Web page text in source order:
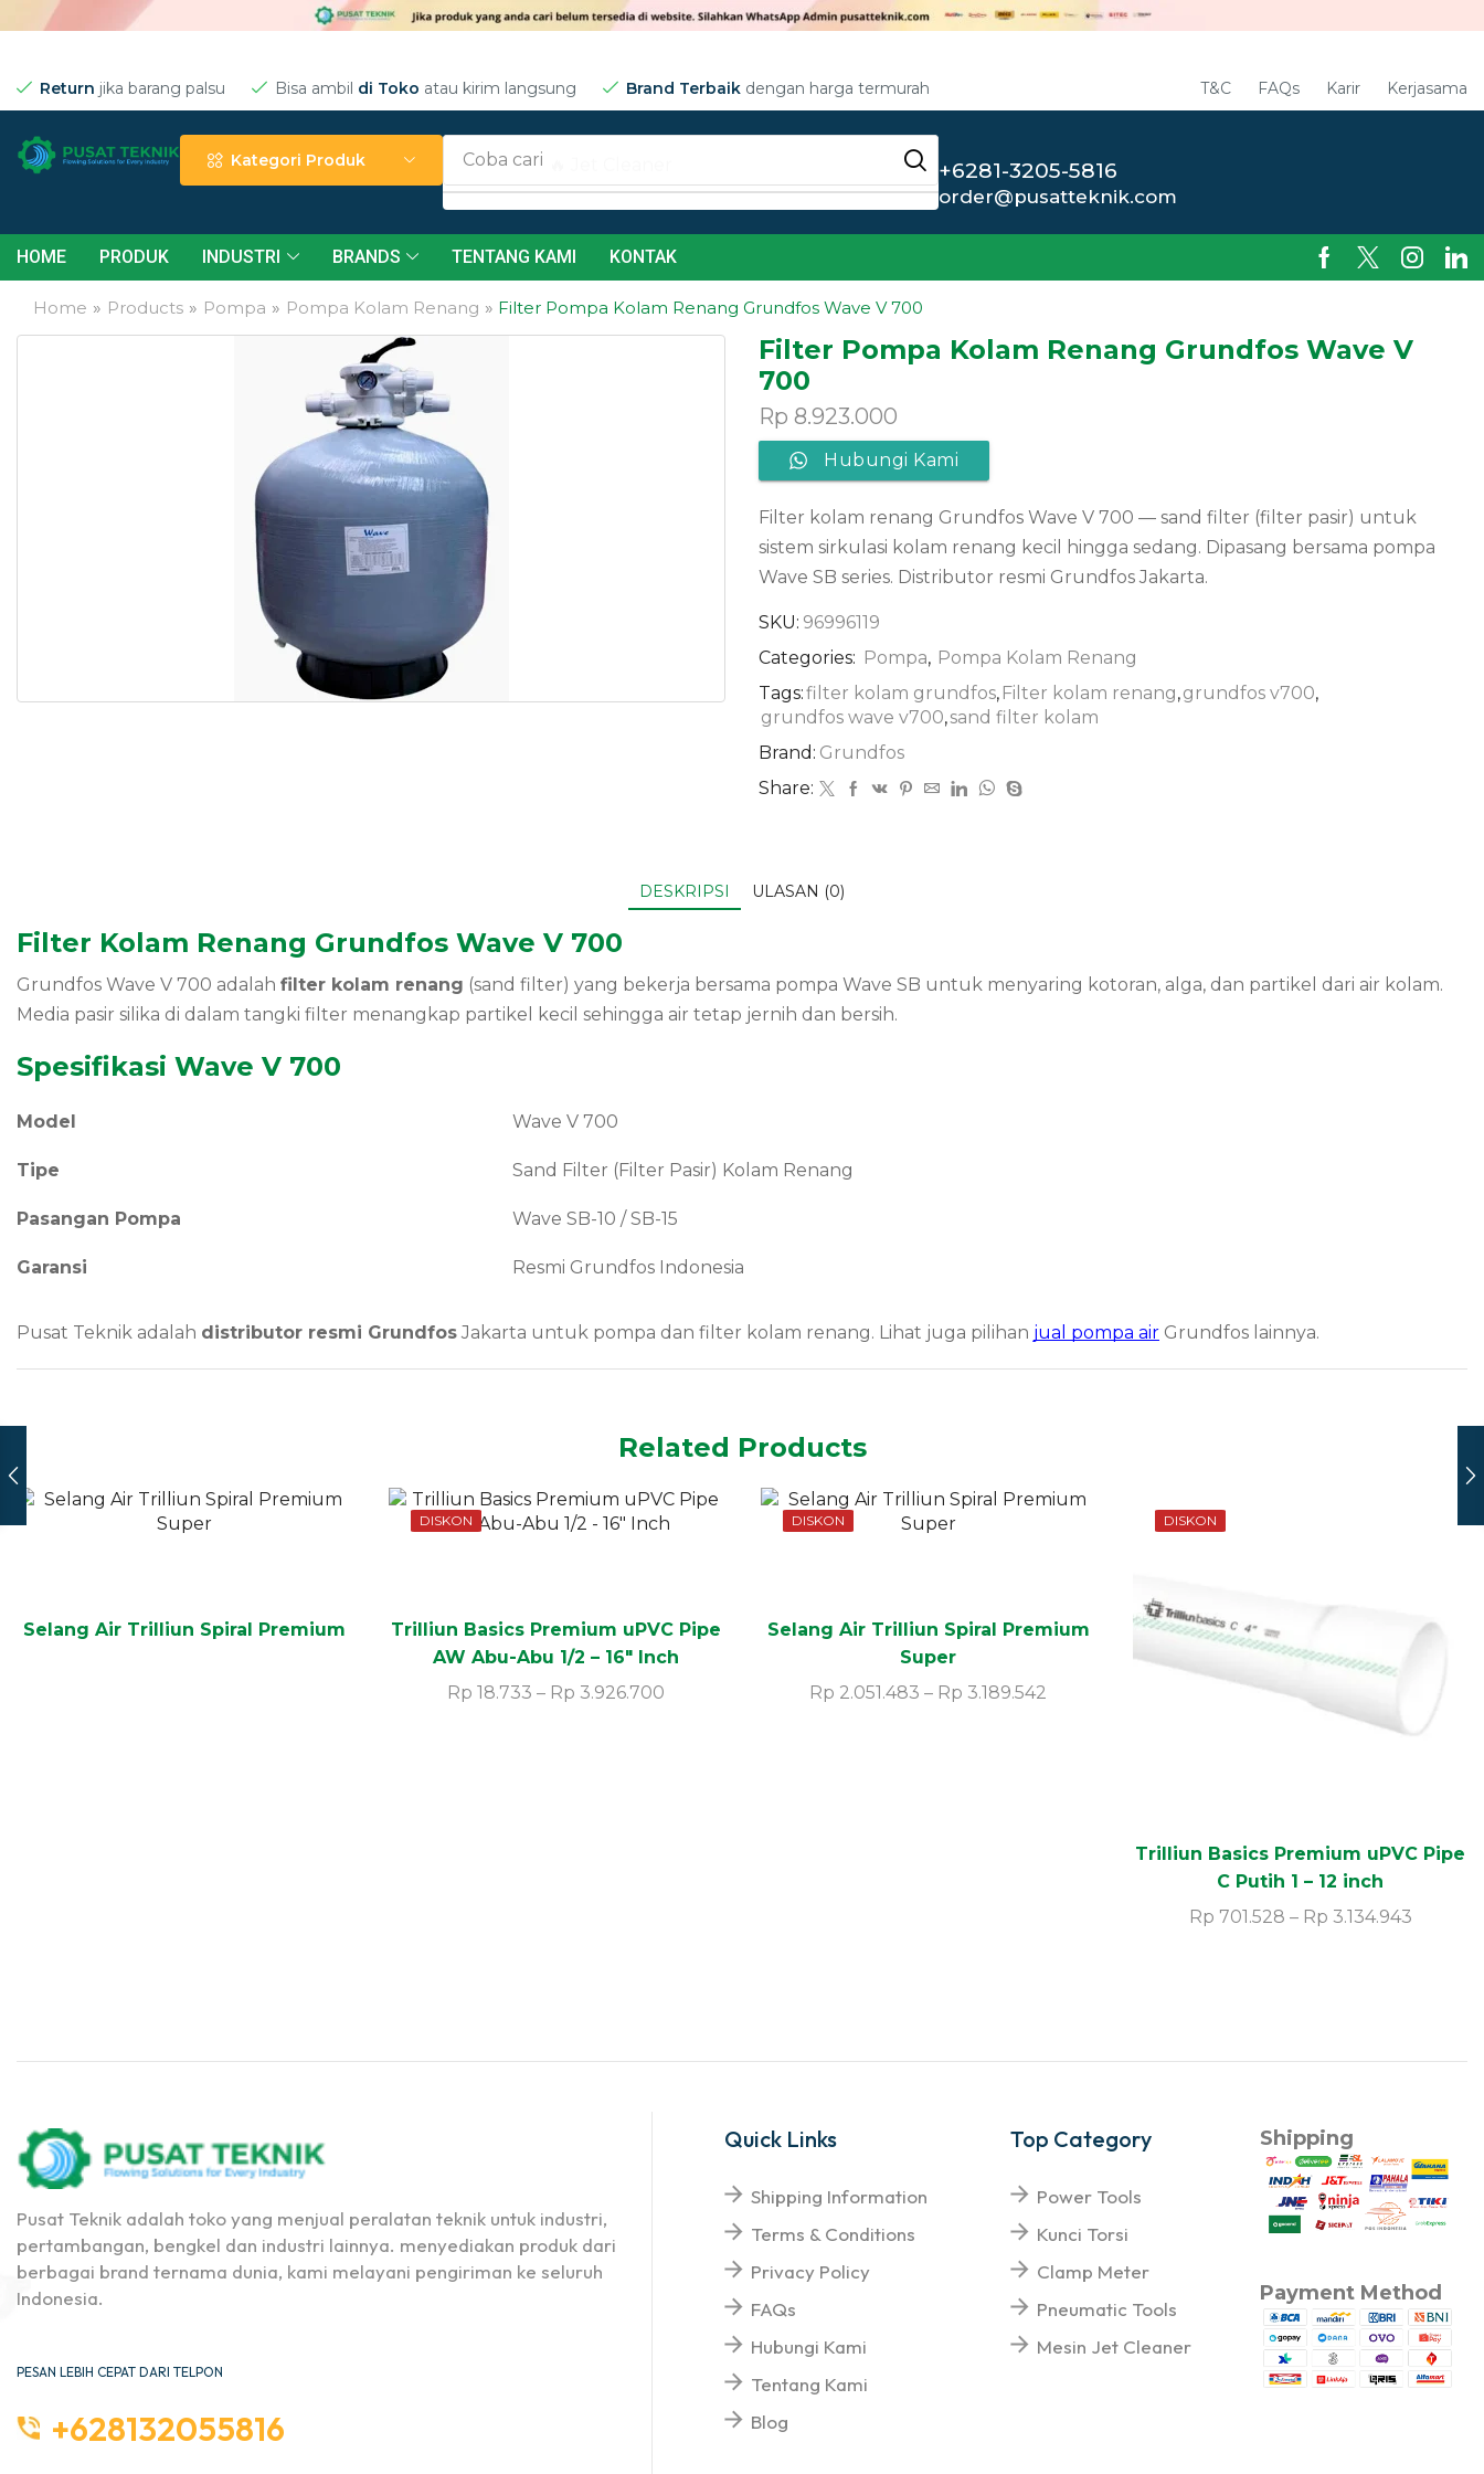
Return jika barang palsu Bisa ambil di Toko atau kirim langsung Brand Terbaik dengan harga termurah T&C FAQs Karir Kerjasama
Kategori Produk Coba cari +6281-3205-5816
order@pusatteknik.com
HOME PRODUK INDUSTRI BRANDS TENTANG KAMI KONTAK
Home » Products » Pompa » Pompa Kolam Renang » Filter Pompa Kolam Renang Grundfos Wave V 700
Filter Pompa Kolam Renang Grundfos Wave V
700
Rp 8.923.000
Hubungi Kami
Filter kolam renang Grundfos Wave V 700 — sand filter (filter pasir) untuk
sistem sirkulasi kolam renang kecil hingga sedang. Dipasang bersama pompa
Wave SB series. Distributor resmi Grundfos Jakarta.
SKU: 96996119
Categories: Pompa, Pompa Kolam Renang
Tags:filter kolam grundfos, Filter kolam renang,grundfos v700,
grundfos wave v700,sand filter kolam
Brand: Grundfos
Share:
DESKRIPSI ULASAN (0)
Filter Kolam Renang Grundfos Wave V 700
Grundfos Wave V 700 adalah filter kolam renang (sand filter) yang bekerja bersama pompa Wave SB untuk menyaring kotoran, alga, dan partikel dari air kolam.
Media pasir silika di dalam tangki filter menangkap partikel kecil sehingga air tetap jernih dan bersih.
Spesifikasi Wave V 700
Model Wave V 700
Tipe Sand Filter (Filter Pasir) Kolam Renang
Pasangan Pompa Wave SB-10 / SB-15
Garansi Resmi Grundfos Indonesia
Pusat Teknik adalah distributor resmi Grundfos Jakarta untuk pompa dan filter kolam renang. Lihat juga pilihan jual pompa air Grundfos lainnya.
Related Products
Selang Air Trilliun Spiral Premium
DISKON
Trilliun Basics Premium uPVC Pipe
AW Abu-Abu 1/2 – 16″ Inch
Rp 18.733 – Rp 3.926.700
DISKON
Selang Air Trilliun Spiral Premium
Super
Rp 2.051.483 – Rp 3.189.542
DISKON
Trilliun Basics Premium uPVC Pipe
C Putih 1 – 12 inch
Rp 701.528 – Rp 3.134.943
Pusat Teknik adalah toko yang menjual peralatan teknik untuk industri,
pertambangan, bengkel dan industri lainnya. menyediakan produk dari
berbagai brand ternama dunia, kami melayani pengiriman ke seluruh
Indonesia.
PESAN LEBIH CEPAT DARI TELPON
+628132055816
Quick Links
Shipping Information
Terms & Conditions
Privacy Policy
FAQs
Hubungi Kami
Tentang Kami
Blog
Top Category
Power Tools
Kunci Torsi
Clamp Meter
Pneumatic Tools
Mesin Jet Cleaner
Shipping
Payment Method